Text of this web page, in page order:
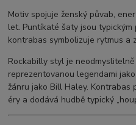
Motiv spojuje ženský půvab,
let. Puntíkaté šaty jsou typickým
kontrabas symbolizuje rytmus a
Rockabilly styl je
reprezentovanou legendami jako
žánru jako Bill Haley. Kontrabas
éry a dodává hudbě typický